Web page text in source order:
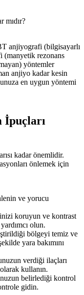
mıdır?
anjiyografi (bilgisayarlı
rezonans
yöntemler
anjiyo kadar kesin
en uygun yöntemi
İpuçları
kadar önemlidir.
önlemek için
ve yorucu
koruyun ve kontrast
olun.
bölgeyi temiz ve
yara bakımını
verdiği ilaçları
kullanın.
belirlediği kontrol
gidin.